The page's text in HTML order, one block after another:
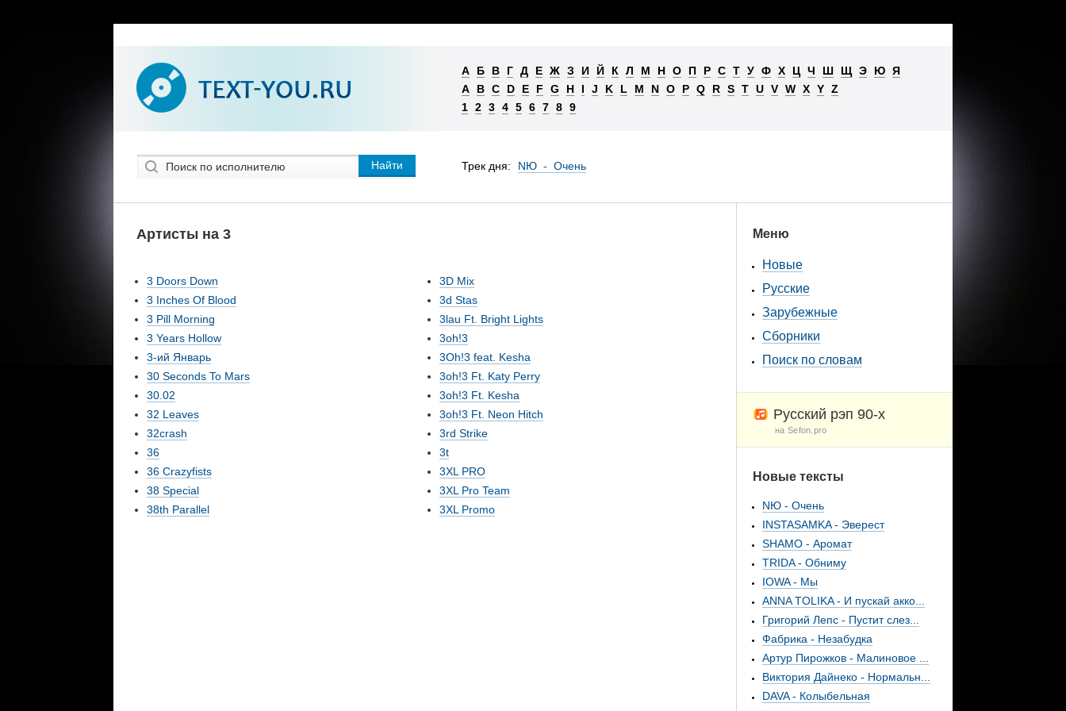
А Б В Г Д Е Ж З И Й К Л М Н О П Р С Т У Ф Х Ц Ч Ш Щ Э Ю Я
A
B C D E F G H I J K L M N O P Q R S T U V W X Y Z
1 2 3 4 5 6 7 8 9
Трек дня: NЮ - Очень
Артисты на 3
3 Doors Down
3 Inches Of Blood
3 Pill Morning
3 Years Hollow
3-ий Январь
30 Seconds To Mars
30.02
32 Leaves
32crash
36
36 Crazyfists
38 Special
38th Parallel
3D Mix
3d Stas
3lau Ft. Bright Lights
3oh!3
3Oh!3 feat. Kesha
3oh!3 Ft. Katy Perry
3oh!3 Ft. Kesha
3oh!3 Ft. Neon Hitch
3rd Strike
3t
3XL PRO
3XL Pro Team
3XL Promo
Меню
Новые
Русские
Зарубежные
Сборники
Поиск по словам
Русский рэп 90-х
на Sefon.pro
Новые тексты
NЮ - Очень
INSTASAMKA - Эверест
SHAMO - Аромат
TRIDA - Обниму
IOWA - Мы
ANNA TOLIKA - И пускай акко...
Григорий Лепс - Пустит слез...
Фабрика - Незабудка
Артур Пирожков - Малиновое ...
Виктория Дайнеко - Нормальн...
DAVA - Колыбельная